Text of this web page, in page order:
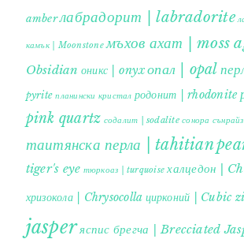
amberлабрадорит | labradorite
камък | Moonstone мъхов ахат | moss
Obsidian оникс | onyxопал | opal
pyrite планински кристал родонит | rhodonite
pink quartz содалит | sodalite сонора
таитянска перла | tahitian
tiger's eye тюркоаз | turquoise халцедон |
хризокола | Chrysocolla цирконий | Cubic
jasperяспис брегча | Brecciated